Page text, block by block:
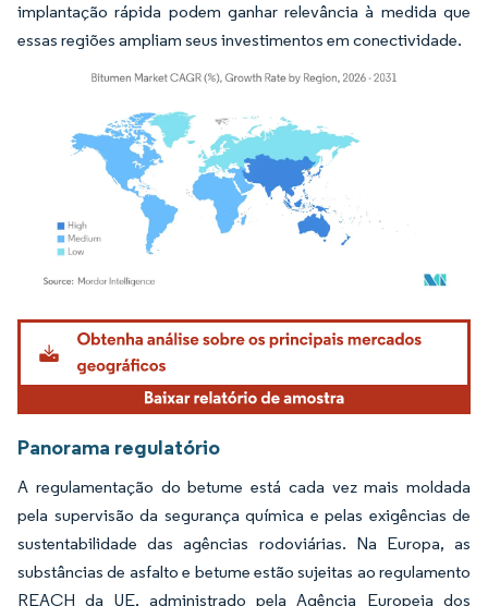
implantação rápida podem ganhar relevância à medida que
essas regiões ampliam seus investimentos em conectividade.
Imagem © Mordor Intelligence. O reuso requer atribuição conforme CC BY 4.0.
Panorama regulatório
A regulamentação do betume está cada vez mais moldada
pela supervisão da segurança química e pelas exigências de
sustentabilidade das agências rodoviárias. Na Europa, as
substâncias de asfalto e betume estão sujeitas ao regulamento
REACH da UE, administrado pela Agência Europeia dos